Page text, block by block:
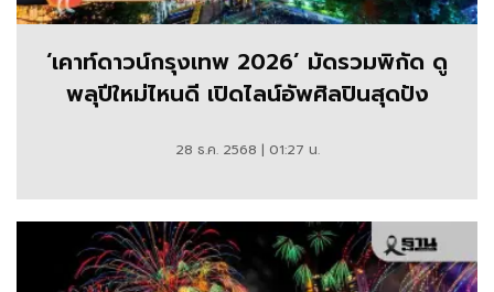
‘เคาท์ดาวน์กรุงเทพ 2026’ มัดรวมพิกัด ดู
พลุปีใหม่ไหนดี เปิดไลน์อัพศิลปินสุดปัง
28 ธ.ค. 2568 | 01:27 น.